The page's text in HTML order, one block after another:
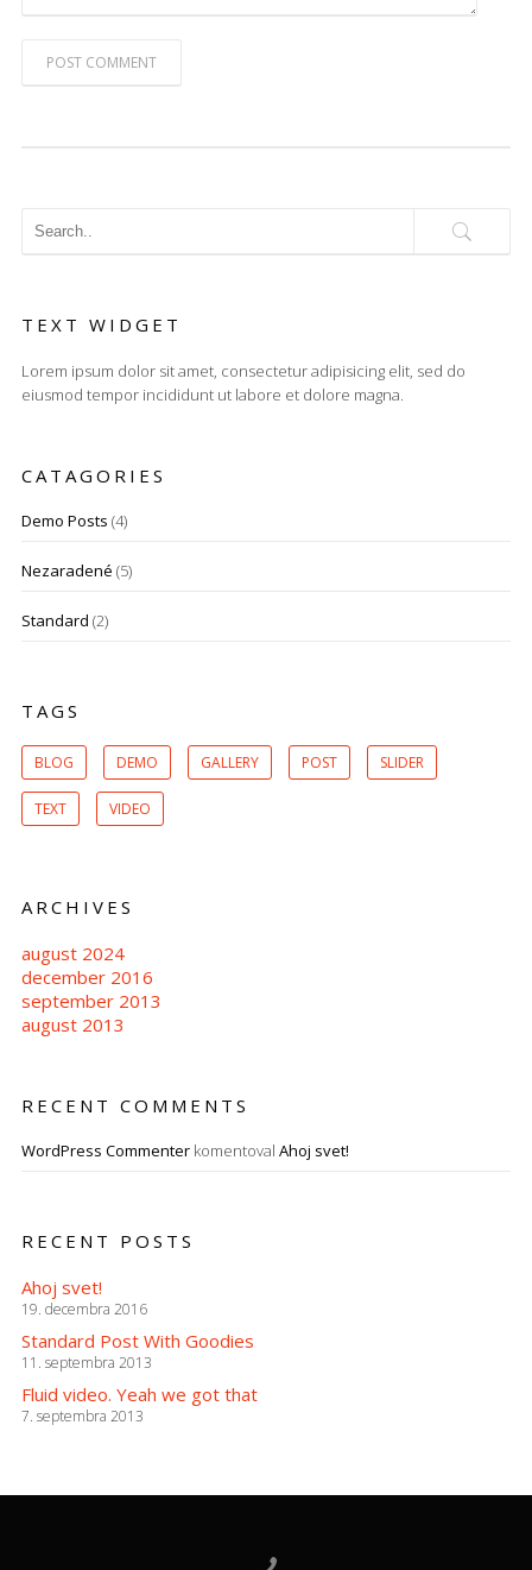
POST COMMENT
TEXT WIDGET
Lorem ipsum dolor sit amet, consectetur adipisicing elit, sed do
eiusmod tempor incididunt ut labore et dolore magna.
CATAGORIES
Demo Posts (4)
Nezaradené (5)
Standard (2)
TAGS
BLOG DEMO GALLERY POST SLIDER
TEXT VIDEO
ARCHIVES
august 2024
december 2016
september 2013
august 2013
RECENT COMMENTS
WordPress Commenterkomentoval Ahoj svet!
RECENT POSTS
Ahoj svet!
19. decembra 2016
Standard Post With Goodies
11. septembra 2013
Fluid video. Yeah we got that
7. septembra 2013